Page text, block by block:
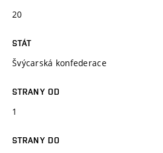
20
STÁT
Švýcarská konfederace
STRANY OD
1
STRANY DO